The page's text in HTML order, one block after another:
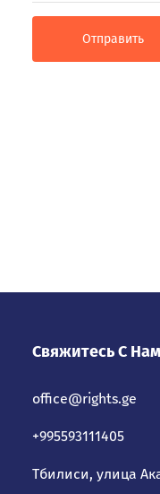
Отправить
Свяжитесь С
office@rights.ge
+995593111405
Тбилиси, улица